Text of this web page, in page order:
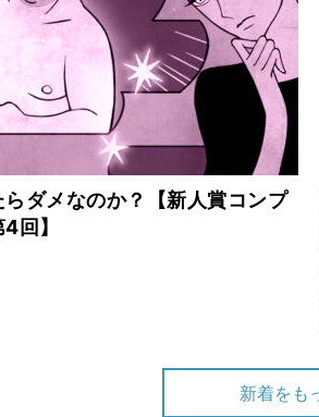
2024.2.5
子どもの手を引き、高台へ【
警察にコードネーム！？【逃
年末年始は魔の時？【逃げる
らダメなのか？【新人賞コンプ
回】
新着をも